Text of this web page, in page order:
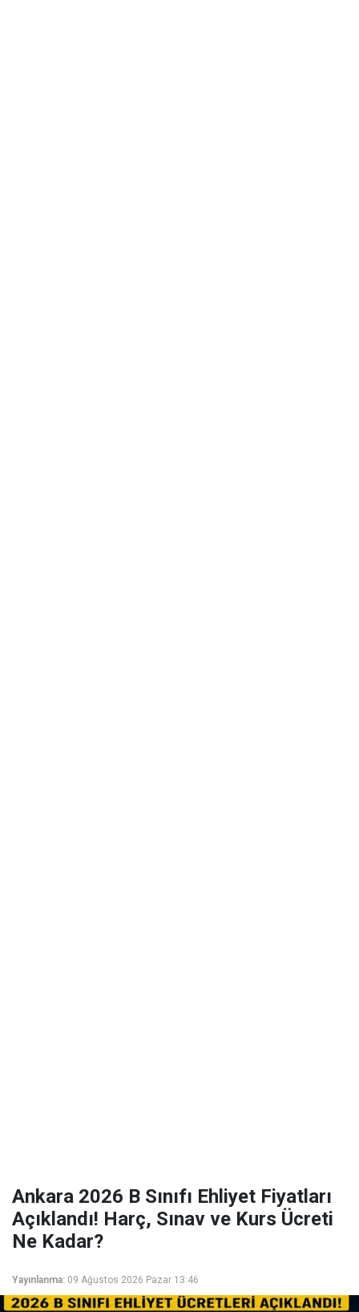
Ankara 2026 B Sınıfı Ehliyet Fiyatları
Açıklandı! Harç, Sınav ve Kurs Ücreti
Ne Kadar?
Yayınlanma: 09 Ağustos 2026 Pazar 13:46